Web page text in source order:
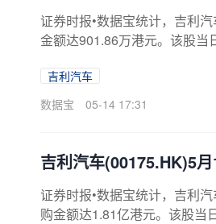
证券时报•数据宝统计，吉利
金额达901.86万港元。该股当
吉利汽车
数据宝
05-14 17:31
吉利汽车(00175.HK)5
证券时报•数据宝统计，吉利
购金额达1.81亿港元。该股当